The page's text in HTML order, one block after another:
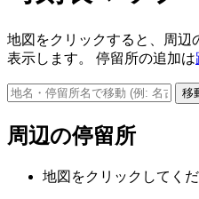
地図をクリックすると、周辺
表示します。 停留所の追加は
移
周辺の停留所
地図をクリックしてく